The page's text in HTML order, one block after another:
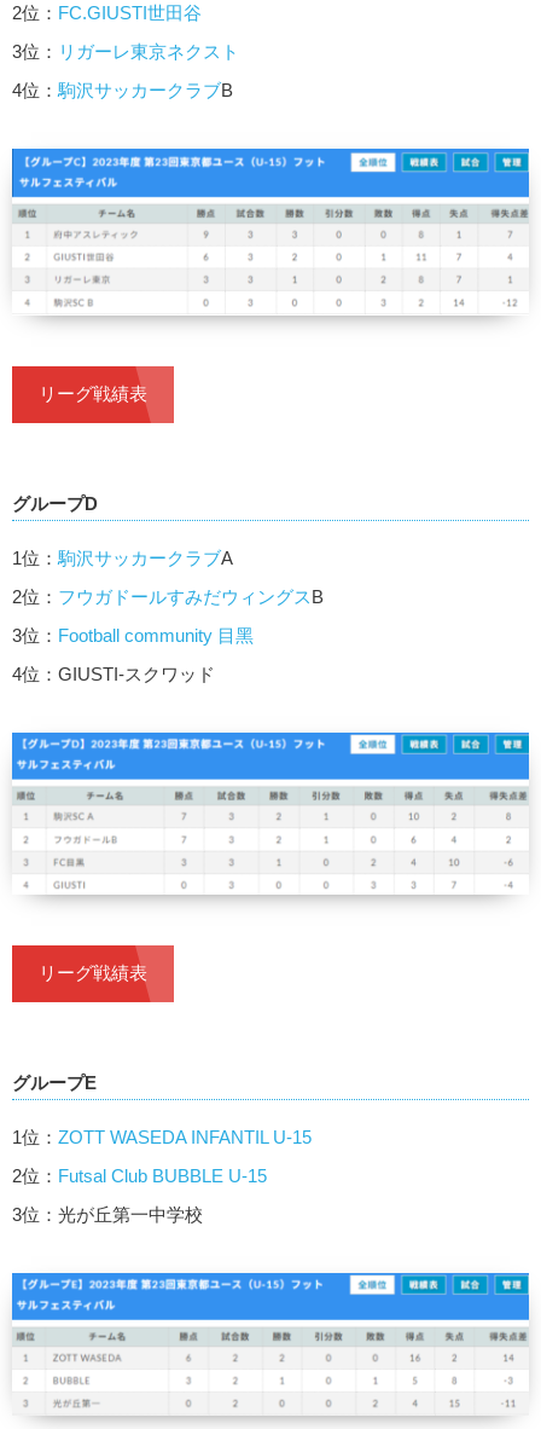
2位： FC.GIUSTI世田谷
3位： リガーレ東京ネクスト
4位： 駒沢サッカークラブB
リーグ戦績表
グループD
1位： 駒沢サッカークラブA
2位： フウガドールすみだウィングスB
3位： Football community 目⿊
4位：GIUSTI-スクワッド
リーグ戦績表
グループE
1位： ZOTT WASEDA INFANTIL U-15
2位： Futsal Club BUBBLE U-15
3位：光が丘第一中学校